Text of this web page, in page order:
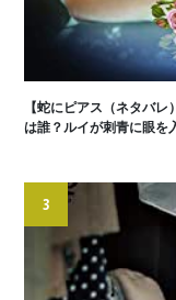
【蛇にピアス（ネタバ
は誰？ルイが刺青に眼を
3